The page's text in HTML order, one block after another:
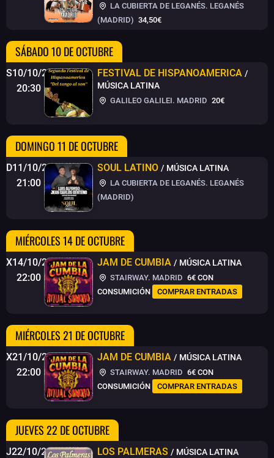
LA CUBIERTA DE LEGANÉS. LEGANÉS
(MADRID) 34,50€
SÁBADO 10 DE OCTUBRE
S10/10/26
20:30
FESTIVAL DE HISPANOAMERICA /
MÚSICA LATINA
GALILEO GALILEI. MADRID 20€
DOMINGO 11 DE OCTUBRE
D11/10/26
21:00
SOUL LATINO / MÚSICA LATINA
LA CUBIERTA DE LEGANÉS. LEGANÉS
(MADRID)
MIÉRCOLES 14 DE OCTUBRE
X14/10/26
22:00
JAM DE CUMBIA / MÚSICA LATINA
STAIRWAY. MADRID 6€ CON
CONSUMICIÓN
COMPRAR ENTRADAS
MIÉRCOLES 21 DE OCTUBRE
X21/10/26
22:00
JAM DE CUMBIA / MÚSICA LATINA
STAIRWAY. MADRID 6€ CON
CONSUMICIÓN
COMPRAR ENTRADAS
JUEVES 22 DE OCTUBRE
J22/10/26
LOS PALMERAS / MÚSICA LATINA